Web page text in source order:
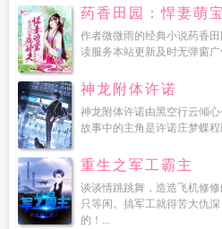
药香田园：悍妻萌
作者微微雨的经典小说药香
读服务本站更新及时无弹窗
神龙附体许诺
神龙附体许诺由黑空行云倾
故事中的主角是许诺庄梦蝶
重生之军工霸主
谈谈情跳跳舞，造造飞机修
只等闲。搞军工就得苦大仇
的！...